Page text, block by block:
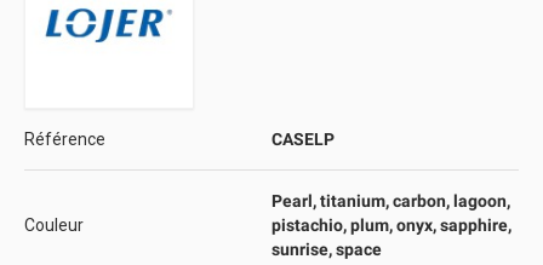
Référence CASELP
Couleur
Pearl, titanium, carbon, lagoon,
pistachio, plum, onyx, sapphire,
sunrise, space